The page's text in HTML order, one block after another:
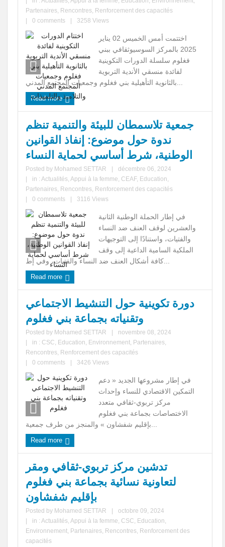
Partenaires, Rencontres, Renforcement des capacités
0 comments 3258 Views
اختتمت أمس الخميس 02 يناير
2025 بالمركز السوسيوثقافي ببني
فغلوم سلسلة الدورات التكوينية
لفائدة منسقي الأندية التربوية
Read more
جمعية تلاسمطان للبيئة والتنمية تنظم
ندوة حول موضوع: إنفاذ القوانين
الوطنية، شرط أساسي لحماية النساء
Posted by Mohamed SETTAR
décembre 06, 2024
in :Actualités,Appui à la femme, CEAF, Education,
Partenaires, Rencontres, Renforcement des capacités
0 comments 3116 Views
في إطار الحملة الوطنية الثانية
والعشرين لوقف العنف ضد النساء
والفتيات، واستنادًا إلى التوجيهات
الملكية السامية الداعية إلى وقف
Read more
دورة تكوينية حول التنشيط الاجتماعي
وتقنياته بجماعة بني فغلوم
Posted by Mohamed SETTAR
novembre 08, 2024
in : CSC, Education, Environnement, Partenaires,
Rencontres, Renforcement des capacités
0 comments 3426 Views
في إطار مشروعها الجديد « دعم
التمكين الاقتصادي للنساء وإحداث
مركز تربوي-ثقافي متعدد
الاختصاصات بجماعة بني فغلوم
Read more
تدشين مركز تربوي-ثقافي ومقر
لتعاونية نسائية بجماعة بني فغلوم
بإقليم شفشاون
Posted by Mohamed SETTAR
octobre 09, 2024
in :Actualités,Appui à la femme, CSC, Education,
Environnement, Partenaires, Rencontres, Renforcement des
capacités